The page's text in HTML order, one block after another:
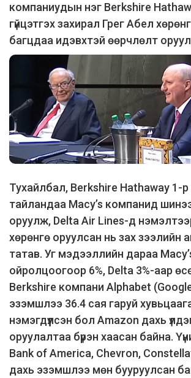
компаниудын нэг Berkshire
гүйцэтгэх захирал Грег Абел
багцдаа идэвхтэй өөрчлөлт
Тухайлбал, Berkshire Hathaway 1-
тайландаа Macy’s компанид
оруулж, Delta Air Lines-д
хөрөнгө оруулсан нь зах зээлийн
татав. Уг мэдээллийн дараа
ойролцоогоор 6%, Delta 3%-аар
Berkshire компани Alphabet
эзэмшлээ 36.4 сая гаруй
нэмэгдүүлсэн бол Amazon дахь
оруулалтаа бүрэн хаасан байна.
Bank of America, Chevron,
дахь эзэмшлээ мөн бууруулсан